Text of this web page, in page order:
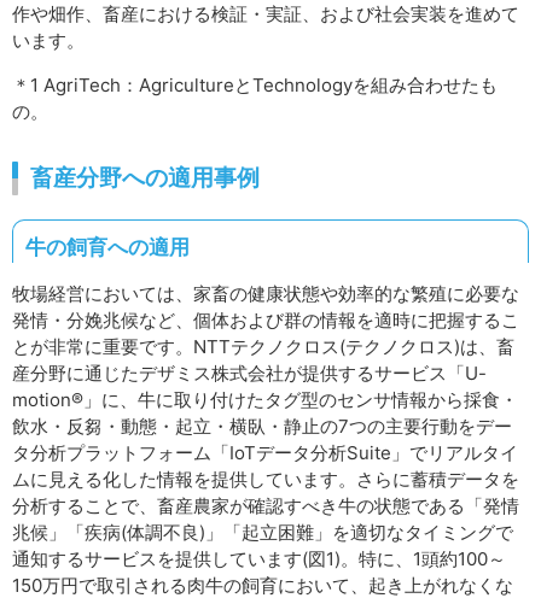
作や畑作、畜産における検証・実証、および社会実装を進めて
います。
＊1 AgriTech：AgricultureとTechnologyを組み合わせたも
の。
畜産分野への適用事例
牛の飼育への適用
牧場経営においては、家畜の健康状態や効率的な繁殖に必要な
発情・分娩兆候など、個体および群の情報を適時に把握するこ
とが非常に重要です。NTTテクノクロス(テクノクロス)は、畜
産分野に通じたデザミス株式会社が提供するサービス「U-
motion®」に、牛に取り付けたタグ型のセンサ情報から採食・
飲水・反芻・動態・起立・横臥・静止の7つの主要行動をデー
タ分析プラットフォーム「IoTデータ分析Suite」でリアルタイ
ムに見える化した情報を提供しています。さらに蓄積データを
分析することで、畜産農家が確認すべき牛の状態である「発情
兆候」「疾病(体調不良)」「起立困難」を適切なタイミングで
通知するサービスを提供しています(図1)。特に、1頭約100～
150万円で取引される肉牛の飼育において、起き上がれなくな